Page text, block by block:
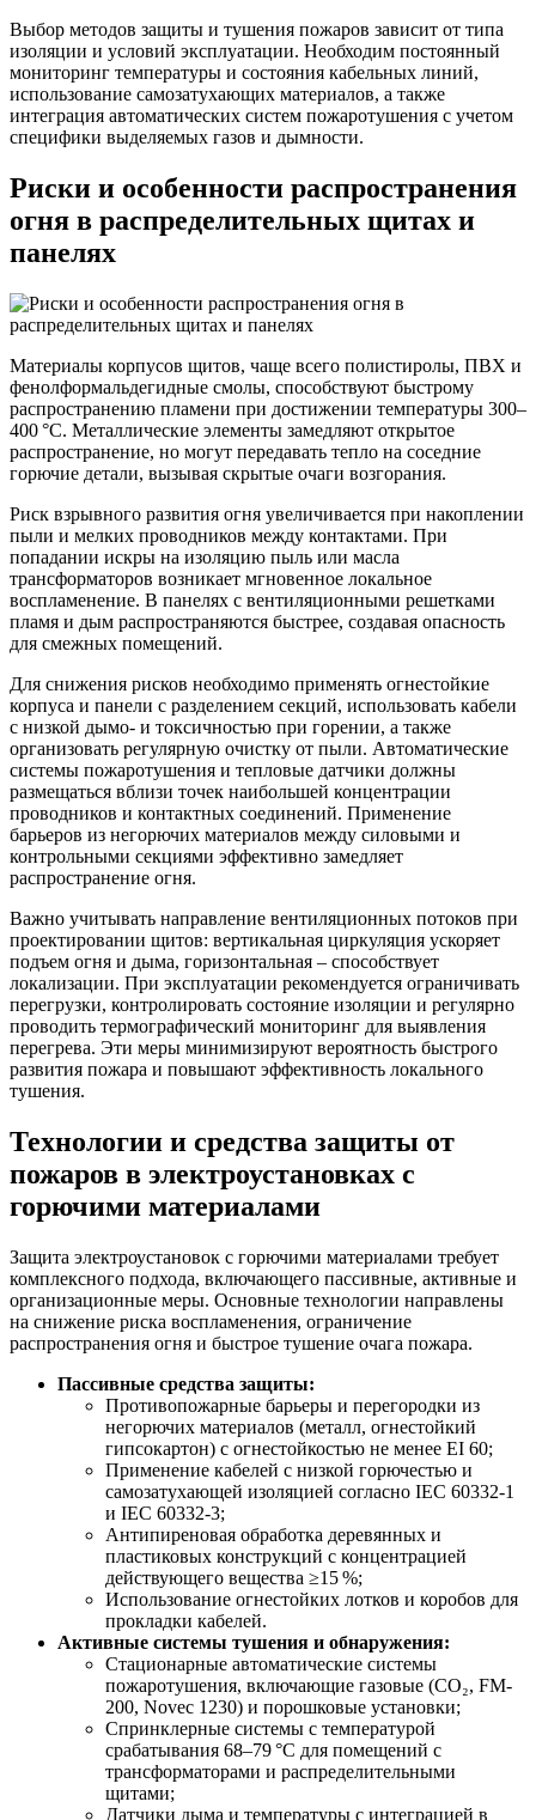
Выбор методов защиты и тушения пожаров зависит от типа
изоляции и условий эксплуатации. Необходим постоянный
мониторинг температуры и состояния кабельных линий,
использование самозатухающих материалов, а также
интеграция автоматических систем пожаротушения с учетом
специфики выделяемых газов и дымности.
Риски и особенности распространения
огня в распределительных щитах и
панелях
Материалы корпусов щитов, чаще всего полистиролы, ПВХ и
фенолформальдегидные смолы, способствуют быстрому
распространению пламени при достижении температуры 300–
400 °C. Металлические элементы замедляют открытое
распространение, но могут передавать тепло на соседние
горючие детали, вызывая скрытые очаги возгорания.
Риск взрывного развития огня увеличивается при накоплении
пыли и мелких проводников между контактами. При
попадании искры на изоляцию пыль или масла
трансформаторов возникает мгновенное локальное
воспламенение. В панелях с вентиляционными решетками
пламя и дым распространяются быстрее, создавая опасность
для смежных помещений.
Для снижения рисков необходимо применять огнестойкие
корпуса и панели с разделением секций, использовать кабели
с низкой дымо- и токсичностью при горении, а также
организовать регулярную очистку от пыли. Автоматические
системы пожаротушения и тепловые датчики должны
размещаться вблизи точек наибольшей концентрации
проводников и контактных соединений. Применение
барьеров из негорючих материалов между силовыми и
контрольными секциями эффективно замедляет
распространение огня.
Важно учитывать направление вентиляционных потоков при
проектировании щитов: вертикальная циркуляция ускоряет
подъем огня и дыма, горизонтальная – способствует
локализации. При эксплуатации рекомендуется ограничивать
перегрузки, контролировать состояние изоляции и регулярно
проводить термографический мониторинг для выявления
перегрева. Эти меры минимизируют вероятность быстрого
развития пожара и повышают эффективность локального
тушения.
Технологии и средства защиты от
пожаров в электроустановках с
горючими материалами
Защита электроустановок с горючими материалами требует
комплексного подхода, включающего пассивные, активные и
организационные меры. Основные технологии направлены
на снижение риска воспламенения, ограничение
распространения огня и быстрое тушение очага пожара.
Пассивные средства защиты:
Противопожарные барьеры и перегородки из
негорючих материалов (металл, огнестойкий
гипсокартон) с огнестойкостью не менее EI 60;
Применение кабелей с низкой горючестью и
самозатухающей изоляцией согласно IEC 60332-1
и IEC 60332-3;
Антипиреновая обработка деревянных и
пластиковых конструкций с концентрацией
действующего вещества ≥15 %;
Использование огнестойких лотков и коробов для
прокладки кабелей.
Активные системы тушения и обнаружения:
Стационарные автоматические системы
пожаротушения, включающие газовые (CO₂, FM-
200, Novec 1230) и порошковые установки;
Спринклерные системы с температурой
срабатывания 68–79 °C для помещений с
трансформаторами и распределительными
щитами;
Датчики дыма и температуры с интеграцией в